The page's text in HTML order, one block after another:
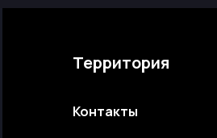
Территория
Контакты